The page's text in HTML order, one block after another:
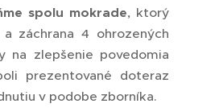
spolu mokrade, ktorý
záchrana 4 ohrozených
na zlepšenie povedomia
prezentované doteraz
v podobe zborníka.